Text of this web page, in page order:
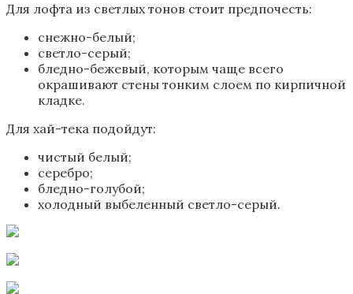
Для лофта из светлых тонов стоит предпочесть:
снежно-белый;
светло-серый;
бледно-бежевый, которым чаще всего
окрашивают стены тонким слоем по кирпичной
кладке.
Для хай-тека подойдут:
чистый белый;
серебро;
бледно-голубой;
холодный выбеленный светло-серый.